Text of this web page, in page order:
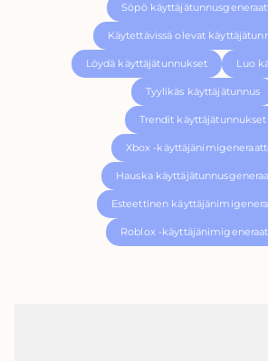
Söpö
Käytettävissä olevat
Löydä käyttäjätunnukset Luo
Tyylikäs käyttäjätunnus
Trendit käyttäjätunnukset
Xbox -
Hauska
Esteettinen
Roblox -